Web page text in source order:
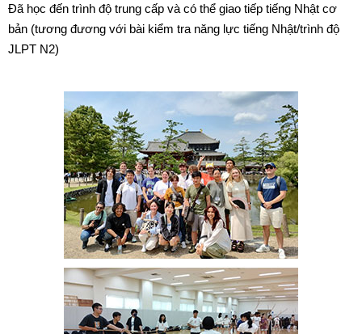
Đã học đến trình độ trung cấp và có thể giao tiếp tiếng Nhật cơ
bản (tương đương với bài kiểm tra năng lực tiếng Nhật/trình độ
JLPT N2)